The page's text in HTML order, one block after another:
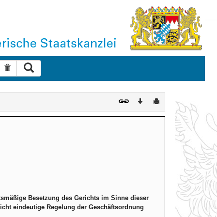
Suche zurücksetzen
DownloadDrucken
Besetzung des Gerichts im Sinne dieser
eindeutige Regelung der Geschäftsordnung